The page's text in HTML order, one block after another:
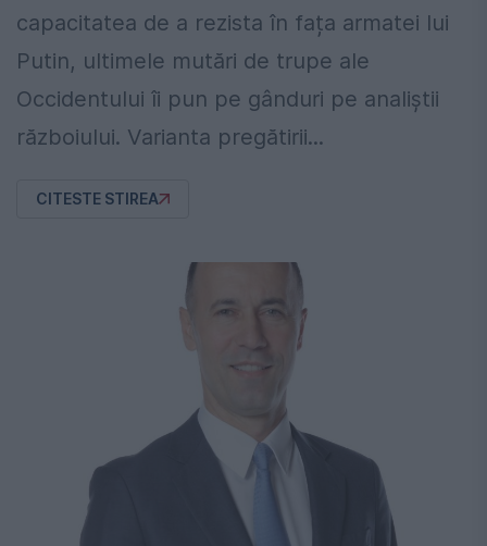
capacitatea de a rezista în fața armatei lui
Putin, ultimele mutări de trupe ale
Occidentului îi pun pe gânduri pe analiștii
războiului. Varianta pregătirii...
CITESTE STIREA